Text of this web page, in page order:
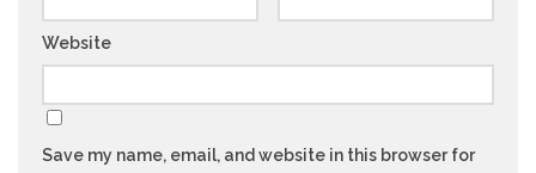
Website
Save my name, email, and website in this browser for